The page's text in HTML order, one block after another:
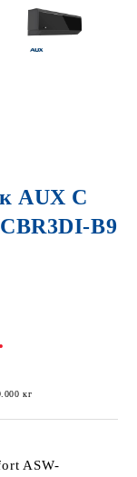
AUX C
B9
кг
ASW-